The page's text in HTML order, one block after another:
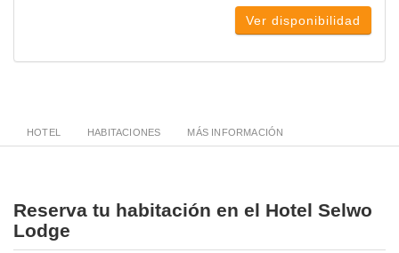
Ver disponibilidad
HOTEL HABITACIONES MÁS INFORMACIÓN
Reserva tu habitación en el Hotel Selwo
Lodge